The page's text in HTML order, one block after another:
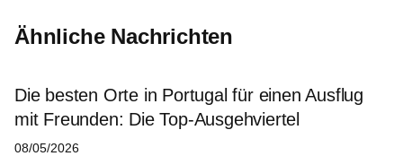
Ähnliche Nachrichten
Die besten Orte in Portugal für einen Ausflug
mit Freunden: Die Top-Ausgehviertel
08/05/2026